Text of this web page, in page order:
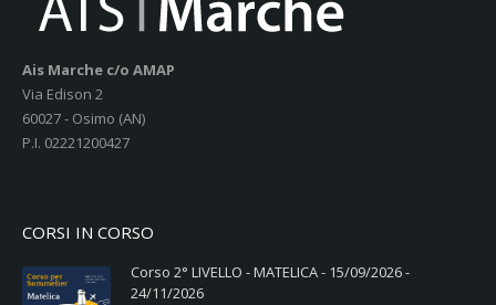
Ais Marche c/o AMAP
Via Edison 2
60027 - Osimo (AN)
P.I. 02221200427
CORSI IN CORSO
Corso 2° LIVELLO - MATELICA - 15/09/2026 -
24/11/2026